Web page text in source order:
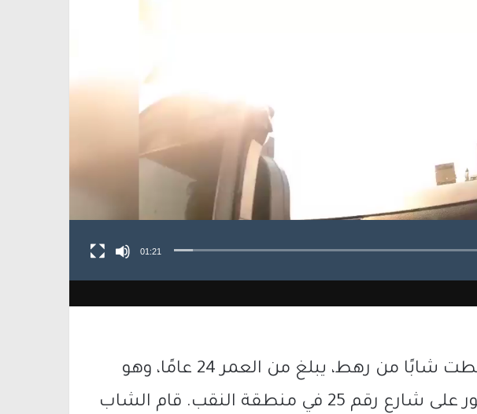
01:21
أفادت الشرطة بأنها ضبطت شابًا من رهط، يبلغ من العمر 24 عامًا، وهو
يقود شاحنة بشكل متهور على شارع رقم 25 في منطقة النقب. قام الشاب